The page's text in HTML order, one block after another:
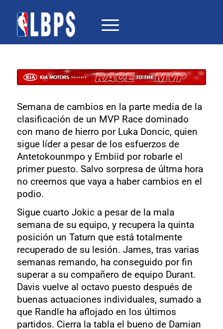
Semana de cambios en la parte media de la
clasificación de un MVP Race dominado
con mano de hierro por Luka Doncic, quien
sigue líder a pesar de los esfuerzos de
Antetokounmpo y Embiid por robarle el
primer puesto. Salvo sorpresa de últma hora
no creemos que vaya a haber cambios en el
podio.
Sigue cuarto Jokic a pesar de la mala
semana de su equipo, y recupera la quinta
posición un Tatum que está totalmente
recuperado de su lesión. James, tras varias
semanas remando, ha conseguido por fin
superar a su compañero de equipo Durant.
Davis vuelve al octavo puesto después de
buenas actuaciones individuales, sumado a
que Randle ha aflojado en los últimos
partidos. Cierra la tabla el bueno de Damian